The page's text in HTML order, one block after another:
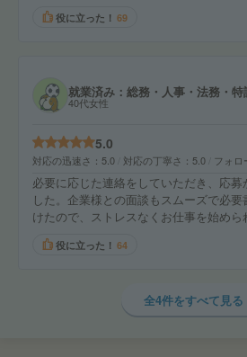
役に立った！ 69
就業済み：総務・人事・法務・特
40代女性
5.0
対応の迅速さ 5.0 対応の丁寧さ 5.0 フォロ
必要に応じた連絡をしていただき、応
した。企業様との面談もスムーズで必
けたので、ストレスなくお仕事を始めら
役に立った！ 64
全4件をすべて見る